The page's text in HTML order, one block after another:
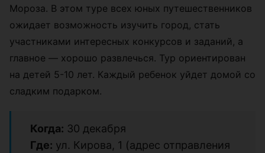
Мороза. В этом туре всех юных путешественников
ожидает возможность изучить город, стать
участниками интересных конкурсов и заданий, а
главное — хорошо развлечься. Тур ориентирован
на детей 5-10 лет. Каждый ребенок уйдет домой со
сладким подарком.
Когда: 30 декабря
Где: ул. Кирова, 1 (адрес отправления